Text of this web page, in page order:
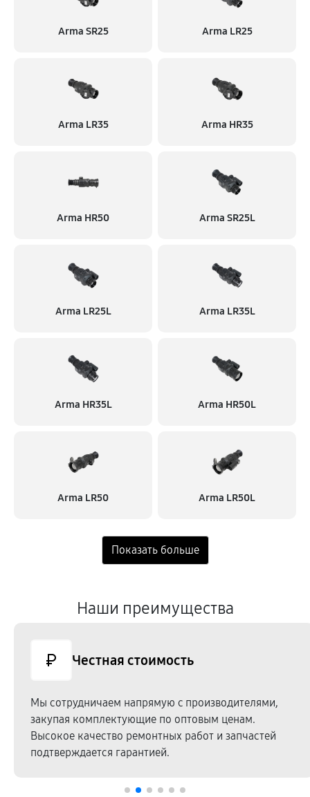
Arma SR25 Arma LR25
Arma LR35 Arma HR35
Arma HR50 Arma SR25L
Arma LR25L Arma LR35L
Arma HR35L Arma HR50L
Arma LR50 Arma LR50L
Наши преимущества
Честная стоимость
Мы сотрудничаем напрямую c производителями,
закупая комплектующие по оптовым ценам.
Высокое качество ремонтных работ и запчастей
подтверждается гарантией.